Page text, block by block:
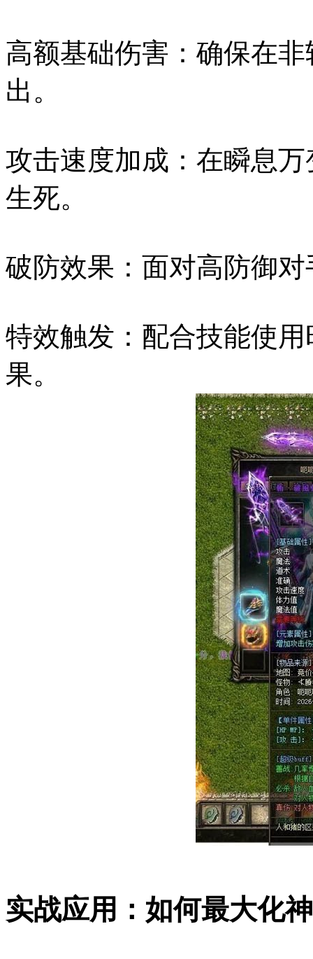
高额基础伤害：确保在
出。
攻击速度加成：在瞬息
生死。
破防效果：面对高防御
特效触发：配合技能使
果。
实战应用：如何最大化